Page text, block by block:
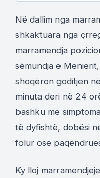
Në dallim nga
shkaktuara nga
marramendja
sëmundja e
shoqëron goditjen
minuta deri në 24
bashku me
të dyfishtë, dobësi
folur ose
Ky lloj